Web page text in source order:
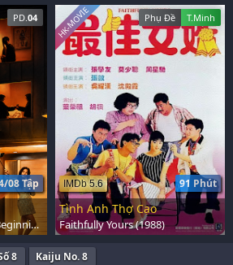
PD.04
08 Tập
The Affair Was Just The Beginning (2026)
Phụ Đề T.Minh
91 Phút
IMDb 5.6
HK-MOVIE
Tình Anh Thợ Cạo
Faithfully Yours (1988)
8 Kaiju No. 8